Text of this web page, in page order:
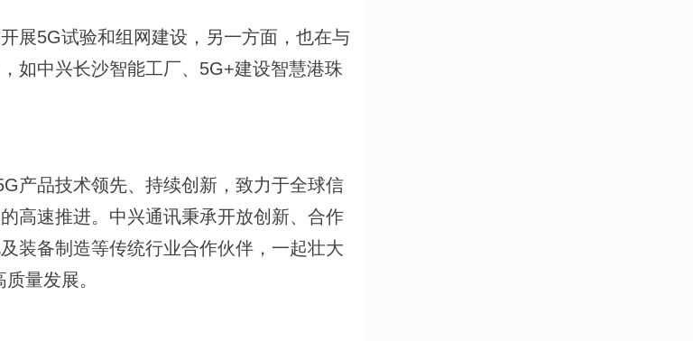
5G试验和组网建设，另一方面，也在与
如中兴长沙智能工厂、5G+建设智慧港珠
品技术领先、持续创新，致力于全球信
高速推进。中兴通讯秉承开放创新、合作
装备制造等传统行业合作伙伴，一起壮大
量发展。